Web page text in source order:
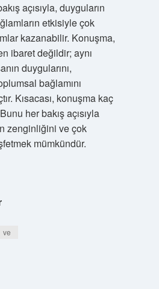
açısıyla, duyguların
etkisiyle çok
kazanabilir. Konuşma,
ibaret değildir; aynı
duygularını,
bağlamını
Kısacası, konuşma kaç
her bakış açısıyla
zenginliğini ve çok
mümkündür.
ve